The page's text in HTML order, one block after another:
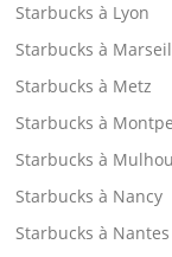
Starbucks à Lyon
Starbucks à
Starbucks à Metz
Starbucks à
Starbucks à
Starbucks à Nancy
Starbucks à Nantes